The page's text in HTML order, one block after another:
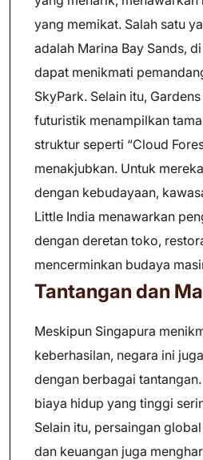
yang memikat. Salah satu
adalah Marina Bay Sands,
dapat menikmati
SkyPark. Selain itu,
futuristik menampilkan
struktur seperti “Cloud
menakjubkan. Untuk
dengan kebudayaan,
Little India menawarkan
dengan deretan toko,
mencerminkan budaya
Tantangan dan
Meskipun Singapura
keberhasilan, negara ini
dengan berbagai
biaya hidup yang tinggi
Selain itu, persaingan
dan keuangan juga